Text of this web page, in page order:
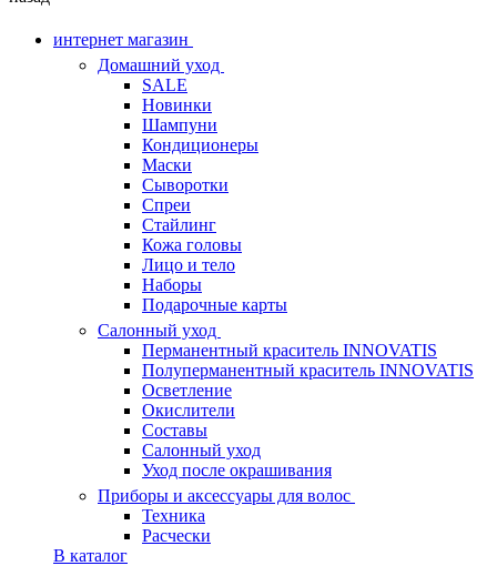
интернет магазин
Домашний уход
SALE
Новинки
Шампуни
Кондиционеры
Маски
Сыворотки
Спреи
Стайлинг
Кожа головы
Лицо и тело
Наборы
Подарочные карты
Салонный уход
Перманентный краситель INNOVATIS
Полуперманентный краситель INNOVATIS
Осветление
Окислители
Составы
Салонный уход
Уход после окрашивания
Приборы и аксессуары для волос
Техника
Расчески
В каталог